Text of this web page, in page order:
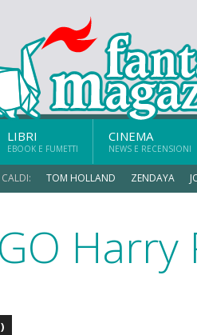
LIBRI
EBOOK E FUMETTI
CINEMA
NEWS E RECENSIONI
TOM HOLLAND ZENDAYA